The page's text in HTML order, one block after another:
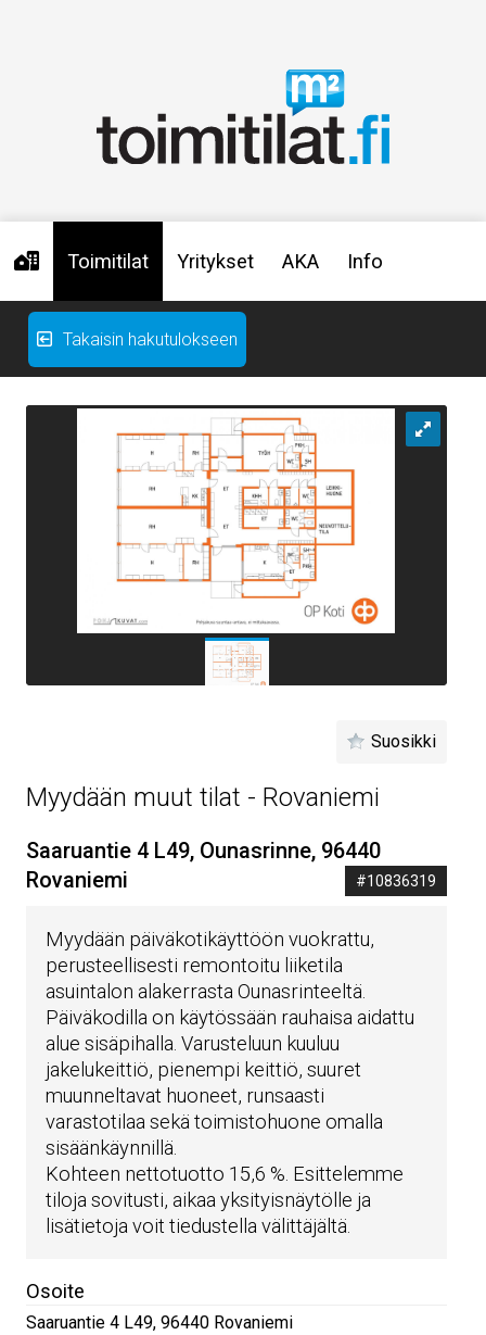
Toimitilat Yritykset AKA Info
Takaisin hakutulokseen
Suosikki
Myydään muut tilat - Rovaniemi
Saaruantie 4 L49, Ounasrinne, 96440
Rovaniemi
#10836319
Myydään päiväkotikäyttöön vuokrattu,
perusteellisesti remontoitu liiketila
asuintalon alakerrasta Ounasrinteeltä.
Päiväkodilla on käytössään rauhaisa aidattu
alue sisäpihalla. Varusteluun kuuluu
jakelukeittiö, pienempi keittiö, suuret
muunneltavat huoneet, runsaasti
varastotilaa sekä toimistohuone omalla
sisäänkäynnillä.
Kohteen nettotuotto 15,6 %. Esittelemme
tiloja sovitusti, aikaa yksityisnäytölle ja
lisätietoja voit tiedustella välittäjältä.
Osoite
Saaruantie 4 L49, 96440 Rovaniemi